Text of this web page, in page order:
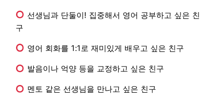
선생님과 단둘이! 집중해서 영어 공부하고 싶은 친
구
영어 회화를 1:1로 재미있게 배우고 싶은 친구
발음이나 억양 등을 교정하고 싶은 친구
멘토 같은 선생님을 만나고 싶은 친구